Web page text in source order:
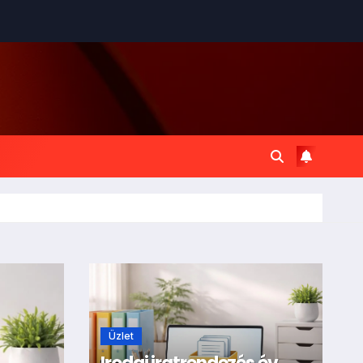
Üzlet